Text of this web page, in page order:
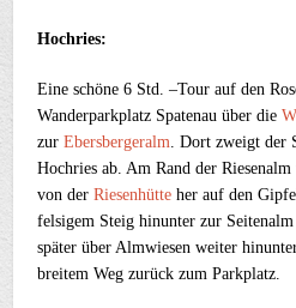
Hochries:
Eine schöne 6 Std. –Tour auf den
Wanderparkplatz Spatenau über die
zurEbersbergeralm. Dort zweigt der
Hochries ab. Am Rand der
von derRiesenhütte her auf den
felsigem Steig hinunter zur
später über Almwiesen weiter
breitem Weg zurück zum Parkplatz.